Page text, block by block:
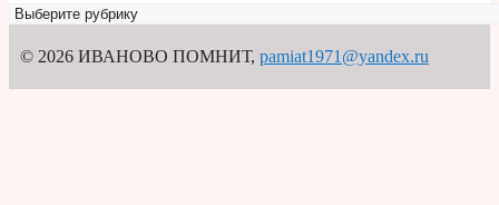
Рубрикатор
© 2026 ИВАНОВО ПОМНИТ, pamiat1971@yandex.ru